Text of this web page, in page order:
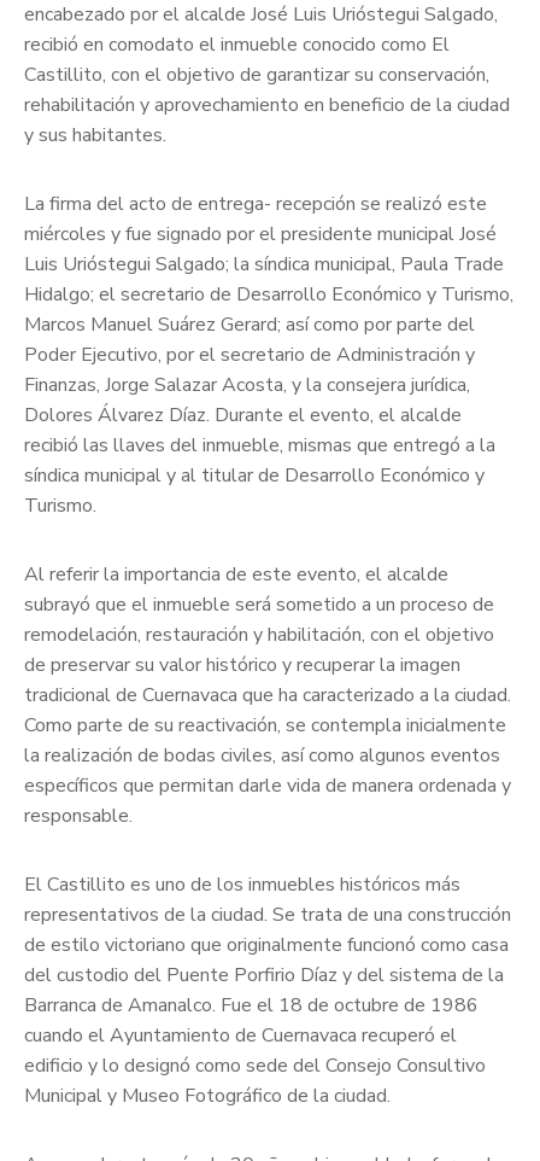
encabezado por el alcalde José Luis Urióstegui Salgado,
recibió en comodato el inmueble conocido como El
Castillito, con el objetivo de garantizar su conservación,
rehabilitación y aprovechamiento en beneficio de la ciudad
y sus habitantes.
La firma del acto de entrega- recepción se realizó este
miércoles y fue signado por el presidente municipal José
Luis Urióstegui Salgado; la síndica municipal, Paula Trade
Hidalgo; el secretario de Desarrollo Económico y Turismo,
Marcos Manuel Suárez Gerard; así como por parte del
Poder Ejecutivo, por el secretario de Administración y
Finanzas, Jorge Salazar Acosta, y la consejera jurídica,
Dolores Álvarez Díaz. Durante el evento, el alcalde
recibió las llaves del inmueble, mismas que entregó a la
síndica municipal y al titular de Desarrollo Económico y
Turismo.
Al referir la importancia de este evento, el alcalde
subrayó que el inmueble será sometido a un proceso de
remodelación, restauración y habilitación, con el objetivo
de preservar su valor histórico y recuperar la imagen
tradicional de Cuernavaca que ha caracterizado a la ciudad.
Como parte de su reactivación, se contempla inicialmente
la realización de bodas civiles, así como algunos eventos
específicos que permitan darle vida de manera ordenada y
responsable.
El Castillito es uno de los inmuebles históricos más
representativos de la ciudad. Se trata de una construcción
de estilo victoriano que originalmente funcionó como casa
del custodio del Puente Porfirio Díaz y del sistema de la
Barranca de Amanalco. Fue el 18 de octubre de 1986
cuando el Ayuntamiento de Cuernavaca recuperó el
edificio y lo designó como sede del Consejo Consultivo
Municipal y Museo Fotográfico de la ciudad.